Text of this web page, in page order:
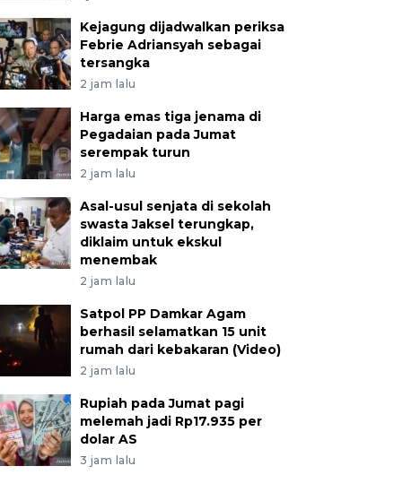
Kejagung dijadwalkan periksa
Febrie Adriansyah sebagai
tersangka
2 jam lalu
Harga emas tiga jenama di
Pegadaian pada Jumat
serempak turun
2 jam lalu
Asal-usul senjata di sekolah
swasta Jaksel terungkap,
diklaim untuk ekskul
menembak
2 jam lalu
Satpol PP Damkar Agam
berhasil selamatkan 15 unit
rumah dari kebakaran (Video)
2 jam lalu
Rupiah pada Jumat pagi
melemah jadi Rp17.935 per
dolar AS
3 jam lalu